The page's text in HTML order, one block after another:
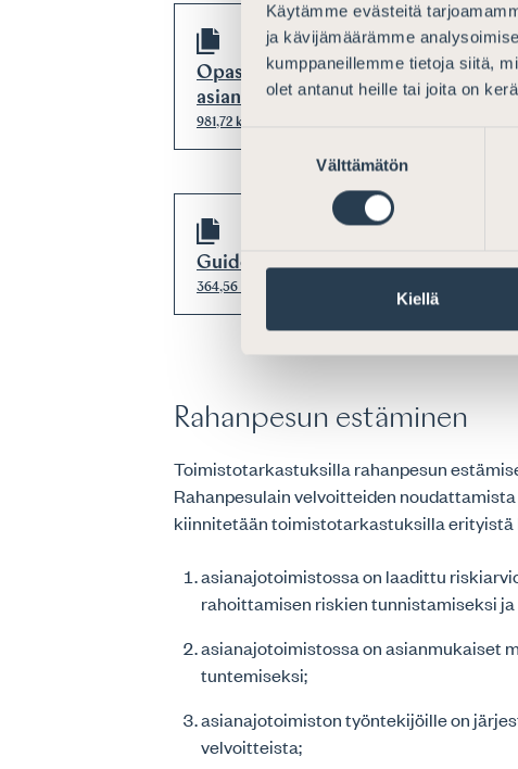
Käytämme evästeitä
ja kävijämäärämme
kumppaneillemme tietoja siitä,
olet antanut heille tai joita on
Välttämätön
Kiellä
Opas uuden asianajotoimiston
asianajajalle
981,72 kt
Guide för advokat som utför
364,56 kt
Rahanpesun estäminen
Toimistotarkastuksilla rahanpesun
Rahanpesulain velvoitteiden
kiinnitetään toimistotarkastuksilla erityistä
asianajotoimistossa on laadittu
rahoittamisen riskien tunnistamiseksi
asianajotoimistossa on asianmukaiset
tuntemiseksi;
asianajotoimiston työntekijöille on
velvoitteista;